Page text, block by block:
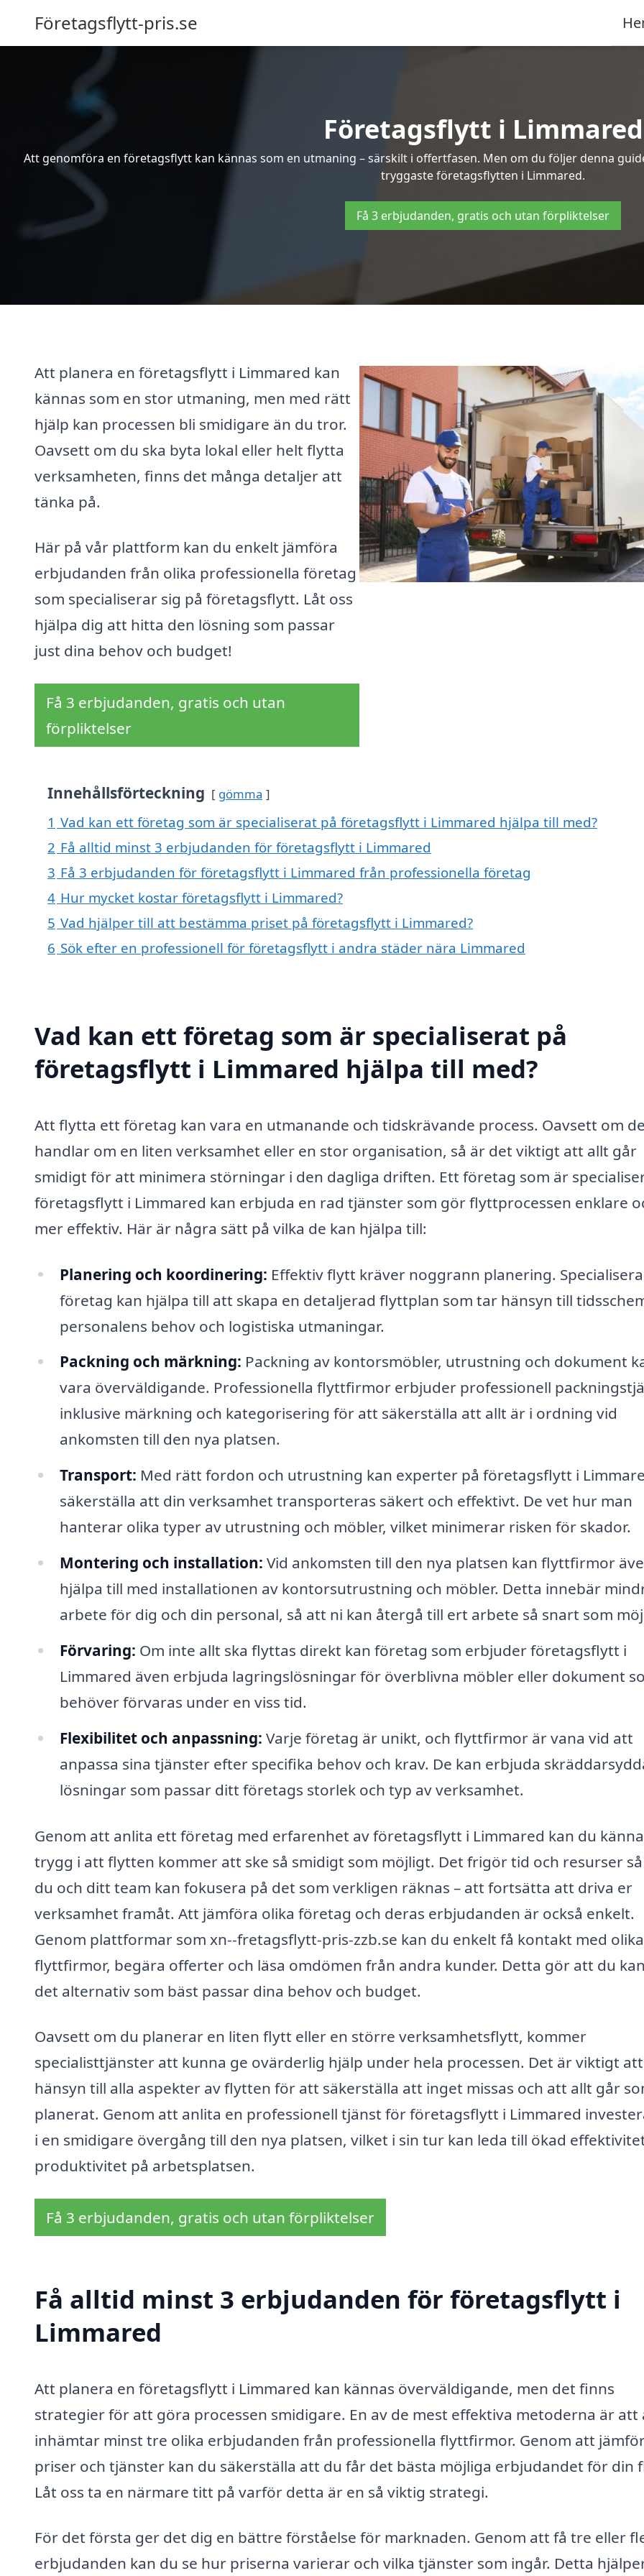
Företagsflytt-pris.se
Företagsflytt i Limmared
Att genomföra en företagsflytt kan kännas som en utmaning – särskilt i offertfasen. Men om du följer denna
tryggaste företagsflytten i Limmared.
Få 3 erbjudanden, gratis och utan förpliktelser
Att planera en företagsflytt i Limmared kan
kännas som en stor utmaning, men med rätt
hjälp kan processen bli smidigare än du tror.
Oavsett om du ska byta lokal eller helt flytta
verksamheten, finns det många detaljer att
tänka på.
Här på vår plattform kan du enkelt jämföra
erbjudanden från olika professionella företag
som specialiserar sig på företagsflytt. Låt oss
hjälpa dig att hitta den lösning som passar
just dina behov och budget!
Få 3 erbjudanden, gratis och utan
förpliktelser
Innehållsförteckning gömma
1 Vad kan ett företag som är specialiserat på företagsflytt i Limmared hjälpa till med?
2 Få alltid minst 3 erbjudanden för företagsflytt i Limmared
3 Få 3 erbjudanden för företagsflytt i Limmared från professionella företag
4 Hur mycket kostar företagsflytt i Limmared?
5 Vad hjälper till att bestämma priset på företagsflytt i Limmared?
6 Sök efter en professionell för företagsflytt i andra städer nära Limmared
Vad kan ett företag som är specialiserat på
företagsflytt i Limmared hjälpa till med?
Att flytta ett företag kan vara en utmanande och tidskrävande process. Oavsett om
handlar om en liten verksamhet eller en stor organisation, så är det viktigt att allt går
smidigt för att minimera störningar i den dagliga driften. Ett företag som är
företagsflytt i Limmared kan erbjuda en rad tjänster som gör flyttprocessen enklare
mer effektiv. Här är några sätt på vilka de kan hjälpa till:
Planering och koordinering: Effektiv flytt kräver noggrann planering.
företag kan hjälpa till att skapa en detaljerad flyttplan som tar hänsyn till
personalens behov och logistiska utmaningar.
Packning och märkning: Packning av kontorsmöbler, utrustning och dokument
vara överväldigande. Professionella flyttfirmor erbjuder professionell
inklusive märkning och kategorisering för att säkerställa att allt är i ordning vid
ankomsten till den nya platsen.
Transport: Med rätt fordon och utrustning kan experter på företagsflytt i
säkerställa att din verksamhet transporteras säkert och effektivt. De vet hur man
hanterar olika typer av utrustning och möbler, vilket minimerar risken för skador.
Montering och installation: Vid ankomsten till den nya platsen kan flyttfirmor
hjälpa till med installationen av kontorsutrustning och möbler. Detta innebär
arbete för dig och din personal, så att ni kan återgå till ert arbete så snart som
Förvaring: Om inte allt ska flyttas direkt kan företag som erbjuder företagsflytt i
Limmared även erbjuda lagringslösningar för överblivna möbler eller dokument
behöver förvaras under en viss tid.
Flexibilitet och anpassning: Varje företag är unikt, och flyttfirmor är vana vid att
anpassa sina tjänster efter specifika behov och krav. De kan erbjuda
lösningar som passar ditt företags storlek och typ av verksamhet.
Genom att anlita ett företag med erfarenhet av företagsflytt i Limmared kan du
trygg i att flytten kommer att ske så smidigt som möjligt. Det frigör tid och resurser
du och ditt team kan fokusera på det som verkligen räknas – att fortsätta att driva er
verksamhet framåt. Att jämföra olika företag och deras erbjudanden är också enkelt.
Genom plattformar som xn--fretagsflytt-pris-zzb.se kan du enkelt få kontakt med olika
flyttfirmor, begära offerter och läsa omdömen från andra kunder. Detta gör att du
det alternativ som bäst passar dina behov och budget.
Oavsett om du planerar en liten flytt eller en större verksamhetsflytt, kommer
specialisttjänster att kunna ge ovärderlig hjälp under hela processen. Det är viktigt
hänsyn till alla aspekter av flytten för att säkerställa att inget missas och att allt går
planerat. Genom att anlita en professionell tjänst för företagsflytt i Limmared
i en smidigare övergång till den nya platsen, vilket i sin tur kan leda till ökad
produktivitet på arbetsplatsen.
Få 3 erbjudanden, gratis och utan förpliktelser
Få alltid minst 3 erbjudanden för företagsflytt i
Limmared
Att planera en företagsflytt i Limmared kan kännas överväldigande, men det finns
strategier för att göra processen smidigare. En av de mest effektiva metoderna är att
inhämtar minst tre olika erbjudanden från professionella flyttfirmor. Genom att
priser och tjänster kan du säkerställa att du får det bästa möjliga erbjudandet för din
Låt oss ta en närmare titt på varför detta är en så viktig strategi.
För det första ger det dig en bättre förståelse för marknaden. Genom att få tre eller
erbjudanden kan du se hur priserna varierar och vilka tjänster som ingår. Detta